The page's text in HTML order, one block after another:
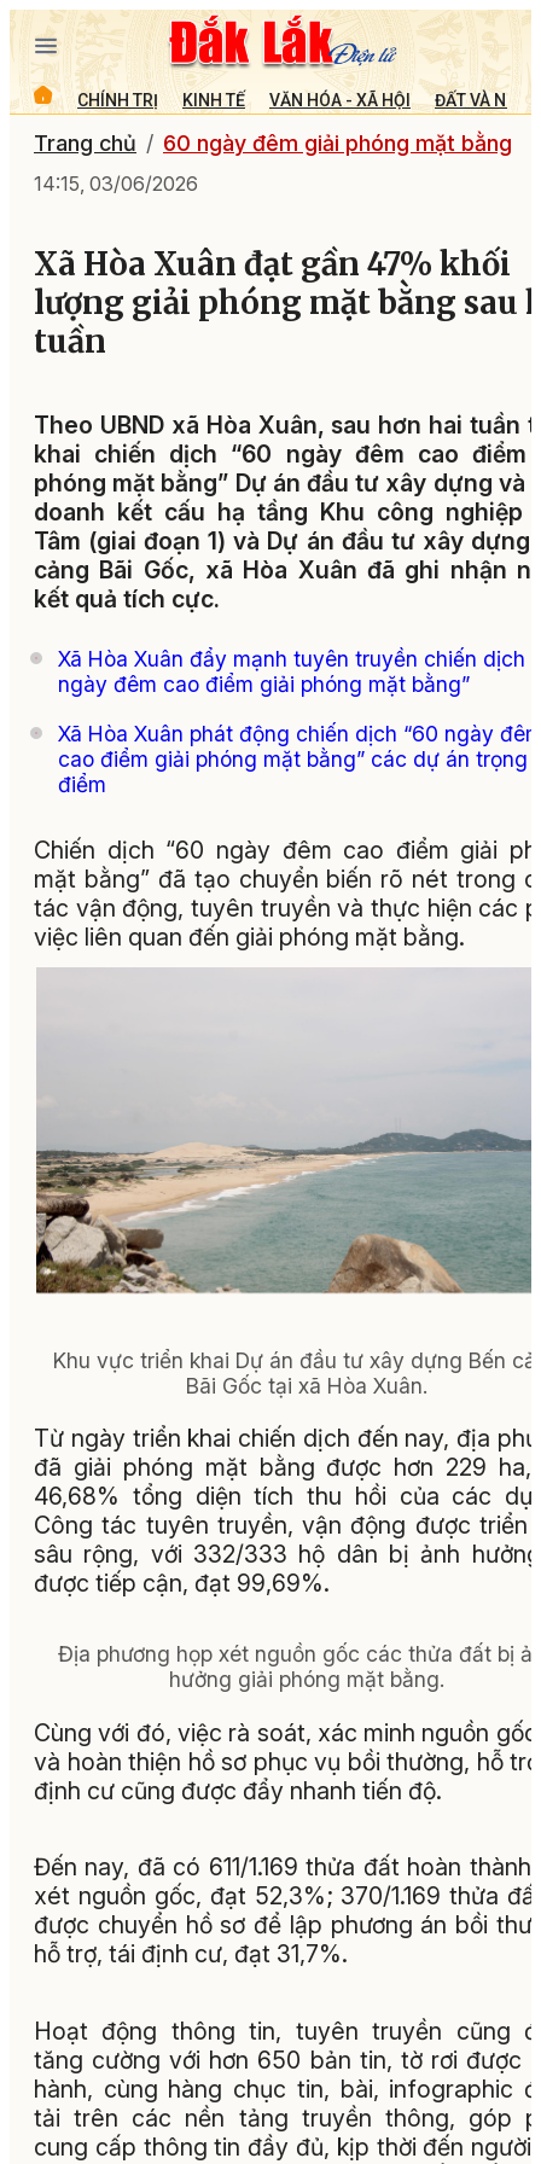
CHÍNH TRỊ KINH TẾ VĂN HÓA - XÃ HỘI ĐẤT VÀ
Trang chủ 60 ngày đêm giải phóng mặt bằng
14:15, 03/06/2026
Xã Hòa Xuân đạt gần 47% khối
lượng giải phóng mặt bằng sau
tuần
Theo UBND xã Hòa Xuân, sau hơn hai tuần
khai chiến dịch “60 ngày đêm cao điểm
phóng mặt bằng” Dự án đầu tư xây dựng và
doanh kết cấu hạ tầng Khu công nghiệp
Tâm (giai đoạn 1) và Dự án đầu tư xây dựng
cảng Bãi Gốc, xã Hòa Xuân đã ghi nhận
kết quả tích cực.
Xã Hòa Xuân đẩy mạnh tuyên truyền chiến dịch
ngày đêm cao điểm giải phóng mặt bằng”
Xã Hòa Xuân phát động chiến dịch “60 ngày
cao điểm giải phóng mặt bằng” các dự án trọng
điểm
Chiến dịch “60 ngày đêm cao điểm giải
mặt bằng” đã tạo chuyển biến rõ nét trong
tác vận động, tuyên truyền và thực hiện các
việc liên quan đến giải phóng mặt bằng.
Khu vực triển khai Dự án đầu tư xây dựng Bến
Bãi Gốc tại xã Hòa Xuân.
Từ ngày triển khai chiến dịch đến nay, địa
đã giải phóng mặt bằng được hơn 229 ha,
46,68% tổng diện tích thu hồi của các dự
Công tác tuyên truyền, vận động được triển
sâu rộng, với 332/333 hộ dân bị ảnh
được tiếp cận, đạt 99,69%.
Địa phương họp xét nguồn gốc các thửa đất bị
hưởng giải phóng mặt bằng.
Cùng với đó, việc rà soát, xác minh nguồn
và hoàn thiện hồ sơ phục vụ bồi thường, hỗ
định cư cũng được đẩy nhanh tiến độ.
Đến nay, đã có 611/1.169 thửa đất hoàn thành
xét nguồn gốc, đạt 52,3%; 370/1.169 thửa
được chuyển hồ sơ để lập phương án bồi
hỗ trợ, tái định cư, đạt 31,7%.
Hoạt động thông tin, tuyên truyền cũng
tăng cường với hơn 650 bản tin, tờ rơi được
hành, cùng hàng chục tin, bài, infographic
tải trên các nền tảng truyền thông, góp
cung cấp thông tin đầy đủ, kịp thời đến người